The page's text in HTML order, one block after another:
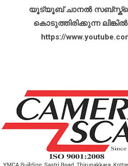
യൂട്യൂബ് ചാനൽ
കൊടുത്തിരിക്കുന്ന
https://